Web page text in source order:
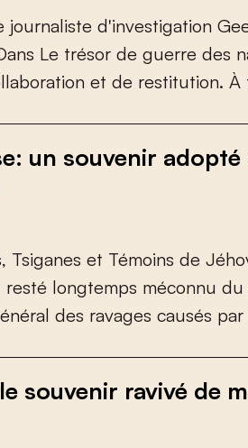
journaliste d'investigation Ge
ans Le trésor de guerre des n
llaboration et de restitution. À
un souvenir
, Tsiganes et Témoins de Jého
resté longtemps méconnu du
énéral des ravages causés par
souvenir ravivé de